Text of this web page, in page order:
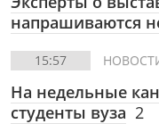
напрашиваются
15:57
На недельные
студенты вуза 2